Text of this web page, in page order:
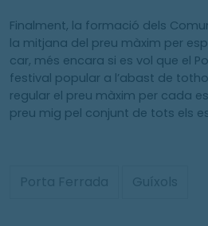
Finalment, la formació dels
la mitjana del preu màxim per
car, més encara si es vol que el
festival popular a l’abast de
regular el preu màxim per cada
preu mig pel conjunt de tots els